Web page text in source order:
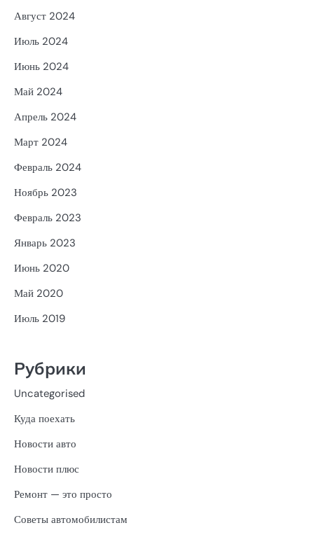
Август 2024
Июль 2024
Июнь 2024
Май 2024
Апрель 2024
Март 2024
Февраль 2024
Ноябрь 2023
Февраль 2023
Январь 2023
Июнь 2020
Май 2020
Июль 2019
Рубрики
Uncategorised
Куда поехать
Новости авто
Новости плюс
Ремонт — это просто
Советы автомобилистам